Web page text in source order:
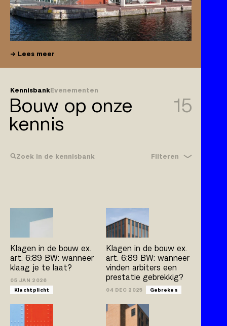
Lees meer
KennisbankEvenementen
Bouw op onze
kennis
15
Zoek in de kennisbank Filteren
GebrekenKlachtplicht Wijzigingen
KostplusUAV-GC 2005
ArtikelBoek
Arno Jacobs
Bert van der Zijpp
Hamza Atas
Klagen in de bouw ex.
art. 6:89 BW: wanneer
klaag je te laat?
05 JAN 2026
Klachtplicht
Klagen in de bouw ex.
art. 6:89 BW: wanneer
vinden arbiters een
prestatie gebrekkig?
04 DEC 2025 Gebreken